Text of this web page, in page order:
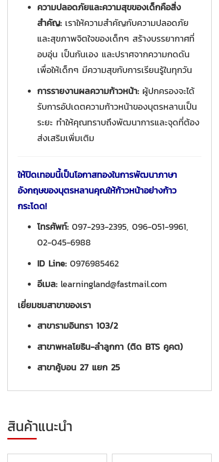
ความปลอดภัยและความสุขของเด็กคือสิ่ง
สำคัญ:เราให้ความสำคัญกับความปลอดภัย
และสุขภาพจิตใจของเด็กๆ สร้างบรรยากาศที่
อบอุ่น เป็นกันเอง และปราศจากความกดดัน
เพื่อให้เด็กๆ มีความสุขกับการเรียนรู้ในทุกวัน
การรายงานผลความก้าวหน้า:ผู้ปกครองจะได้
รับการอัปเดตความก้าวหน้าของบุตรหลานเป็น
ระยะ ทำให้คุณทราบถึงพัฒนาการและจุดที่ต้อง
ส่งเสริมเพิ่มเติม
ให้ปิดเทอมนี้เป็นโอกาสทองในการพัฒนาภาษา
อังกฤษของบุตรหลานคุณให้ก้าวหน้าอย่างก้าว
กระโดด!
โทรศัพท์:097-293-2395, 096-051-9961,
02-045-6988
ID Line:0976985462
อีเมล:learningland@fastmail.com
เยี่ยมชมสาขาของเรา
สาขารามอินทรา 103/2
สาขาพหลโยธิน-ลำลูกกา (ติด BTS คูคต)
สาขาคู้บอน 27 แยก 25
สินค้าแนะนำ